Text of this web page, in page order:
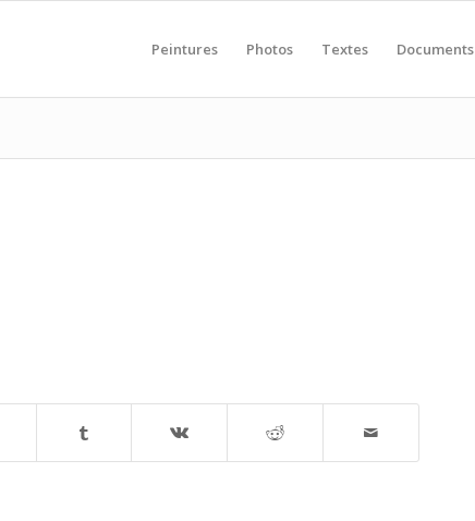
Peintures Photos Textes Documents